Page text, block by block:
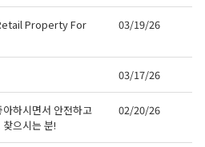
Property For
03/19/26
03/17/26
하시면서 안전하고
으시는 분!
02/20/26